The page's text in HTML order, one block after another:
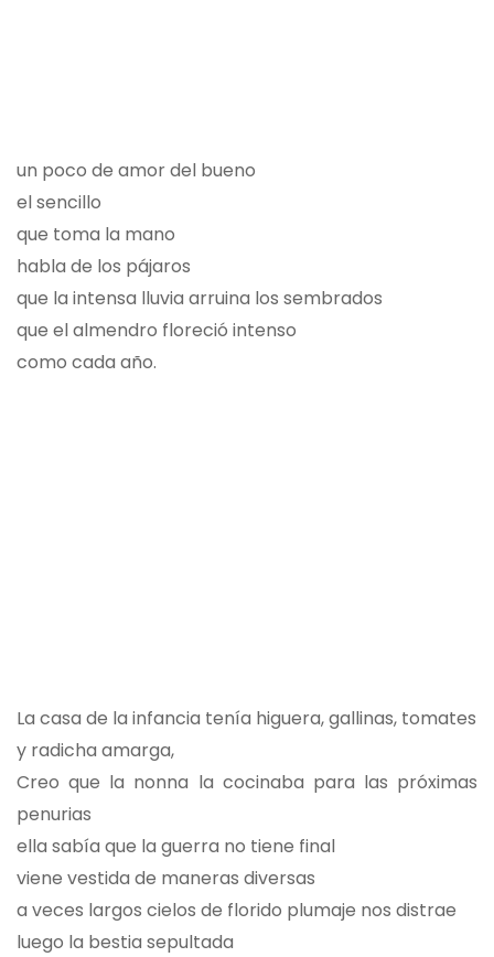
un poco de amor del bueno
el sencillo
que toma la mano
habla de los pájaros
que la intensa lluvia arruina los sembrados
que el almendro floreció intenso
como cada año.
La casa de la infancia tenía higuera, gallinas, tomates
y radicha amarga,
Creo que la nonna la cocinaba para las próximas
penurias
ella sabía que la guerra no tiene final
viene vestida de maneras diversas
a veces largos cielos de florido plumaje nos distrae
luego la bestia sepultada